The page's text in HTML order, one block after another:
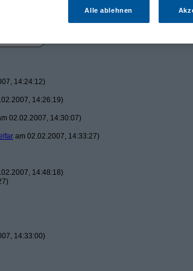
14:24:12)
14:26:19)
02.02.2007, 14:30:07)
am 02.02.2007, 14:33:27)
14:48:18)
14:33:00)
Alle ablehnen